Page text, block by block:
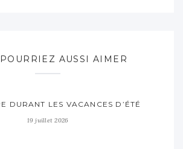
AUSSI AIMER
DURANT LES VACANCES D’ÉTÉ
19 juillet 2026